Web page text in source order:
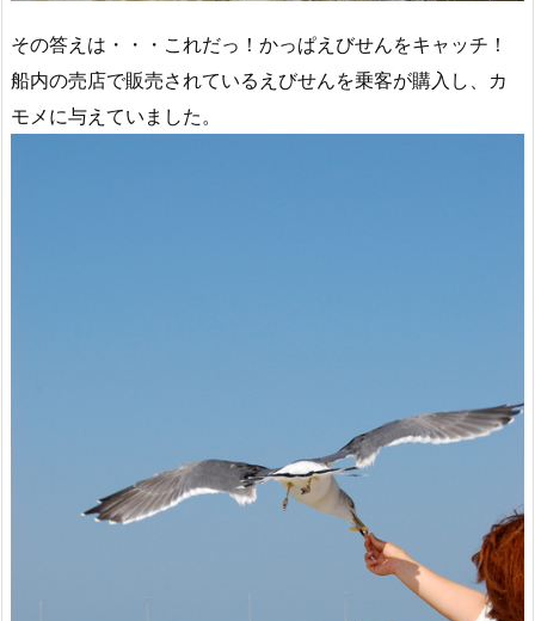
その答えは・・・これだっ！かっぱえびせんをキャッチ！
船内の売店で販売されているえびせんを乗客が購入し、カ
モメに与えていました。